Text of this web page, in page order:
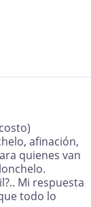
afinación,
quienes van
Mi respuesta
todo lo